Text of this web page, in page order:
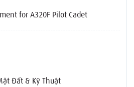
for A320F Pilot Cadet
Đất & Kỹ Thuật